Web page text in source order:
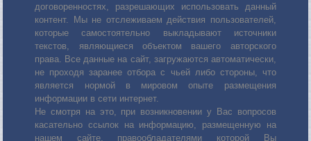
договоренностях, разрешающих использовать данный
контент. Мы не отслеживаем действия пользователей,
которые самостоятельно выкладывают источники
текстов, являющиеся объектом вашего авторского
права. Все данные на сайт, загружаются автоматически,
не проходя заранее отбора с чьей либо стороны, что
является нормой в мировом опыте размещения
информации в сети интернет.
Не смотря на это, при возникновении у Вас вопросов
касательно ссылок на информацию, размещенную на
нашем сайте, правообладателями которой Вы